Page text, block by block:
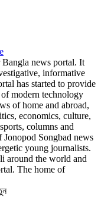
news portal. It
informative
has started to provide
modern technology
of home and abroad,
economics, culture,
columns and
Jonopod Songbad news
young journalists.
around the world and
The home of